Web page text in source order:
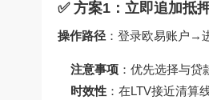
✅ 方案1：立即追加抵
操作路径 ：登录欧易账户→
注意事项 ：优先选择与
时效性 ：在LTV接近清算